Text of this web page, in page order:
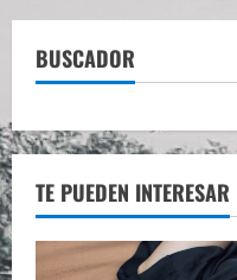
BUSCADOR
TE PUEDEN INTERESAR